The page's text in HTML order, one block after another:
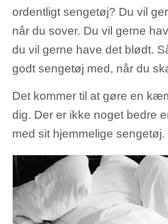
ordentligt sengetøj? Du vil
når du sover. Du vil gerne
du vil gerne have det blødt.
godt sengetøj med, når du
Det kommer til at gøre en
dig. Der er ikke noget bedre
med sit hjemmelige sengetøj.